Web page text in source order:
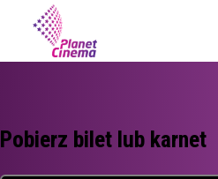
Pobierz bilet lub karnet